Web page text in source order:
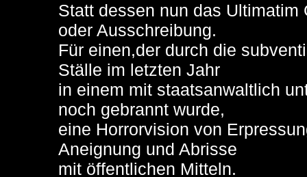
Statt dessen nun das Ultimatim
oder Ausschreibung.
Für einen,der durch die
Ställe im letzten Jahr
in einem mit staatsanwaltlich
noch gebrannt wurde,
eine Horrorvision von
Aneignung und Abrisse
mit öffentlichen Mitteln.